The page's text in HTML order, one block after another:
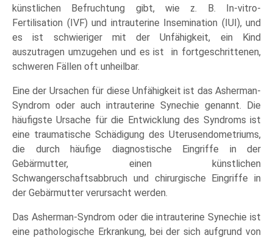
künstlichen Befruchtung gibt, wie z. B. In-vitro-
Fertilisation (IVF) und intrauterine Insemination (IUI), und
es ist schwieriger mit der Unfähigkeit, ein Kind
auszutragen umzugehen und es ist in fortgeschrittenen,
schweren Fällen oft unheilbar.
Eine der Ursachen für diese Unfähigkeit ist das Asherman-
Syndrom oder auch intrauterine Synechie genannt. Die
häufigste Ursache für die Entwicklung des Syndroms ist
eine traumatische Schädigung des Uterusendometriums,
die durch häufige diagnostische Eingriffe in der
Gebärmutter, einen künstlichen
Schwangerschaftsabbruch und chirurgische Eingriffe in
der Gebärmutter verursacht werden.
Das Asherman-Syndrom oder die intrauterine Synechie ist
eine pathologische Erkrankung, bei der sich aufgrund von